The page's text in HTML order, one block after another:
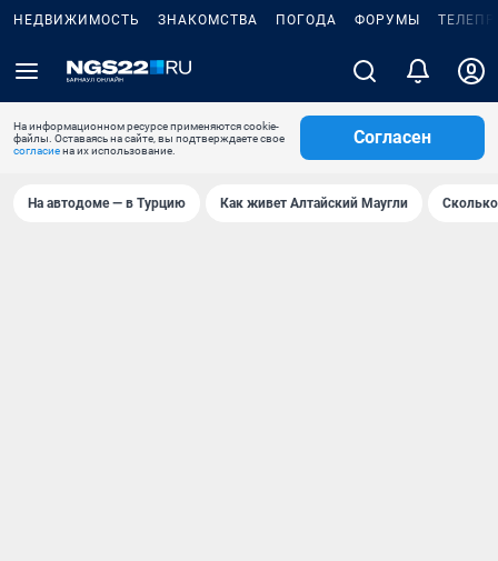
НЕДВИЖИМОСТЬ ЗНАКОМСТВА ПОГОДА ФОРУМЫ
На информационном ресурсе применяются cookie-
файлы. Оставаясь на сайте, вы подтверждаете свое
согласиена их использование.
Согласен
На автодоме — в Турцию Как живет Алтайский Маугли